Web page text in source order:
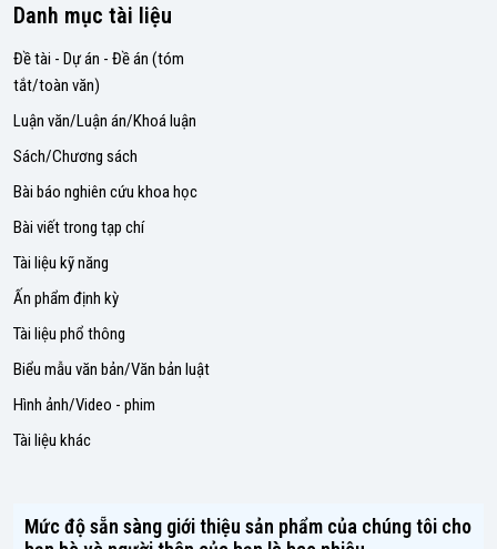
Danh mục tài liệu
Đề tài - Dự án - Đề án (tóm
tắt/toàn văn)
Luận văn/Luận án/Khoá luận
Sách/Chương sách
Bài báo nghiên cứu khoa học
Bài viết trong tạp chí
Tài liệu kỹ năng
Ấn phẩm định kỳ
Tài liệu phổ thông
Biểu mẫu văn bản/Văn bản luật
Hình ảnh/Video - phim
Tài liệu khác
Mức độ sẵn sàng giới thiệu sản phẩm của chúng tôi cho